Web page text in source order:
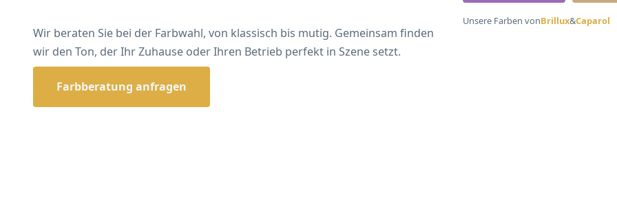
Wir beraten Sie bei der Farbwahl, von klassisch bis mutig. Gemeinsam finden
wir den Ton, der Ihr Zuhause oder Ihren Betrieb perfekt in Szene setzt.
Farbberatung anfragen
Unsere Farben vonBrillux&Caparol